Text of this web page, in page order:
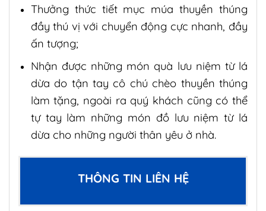
Thưởng thức tiết mục múa thuyền thúng
đầy thú vị với chuyển động cực nhanh, đầy
ấn tượng;
Nhận được những món quà lưu niệm từ lá
dừa do tận tay cô chú chèo thuyền thúng
làm tặng, ngoài ra quý khách cũng có thể
tự tay làm những món đồ lưu niệm từ lá
dừa cho những người thân yêu ở nhà.
THÔNG TIN LIÊN HỆ